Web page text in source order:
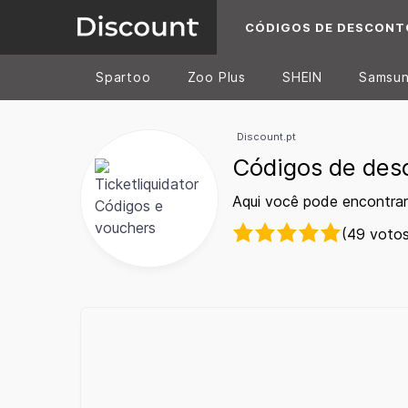
CÓDIGOS DE
Spartoo Zoo Plus SHEIN
Discount.pt
Códigos de
Aqui você pode
(49